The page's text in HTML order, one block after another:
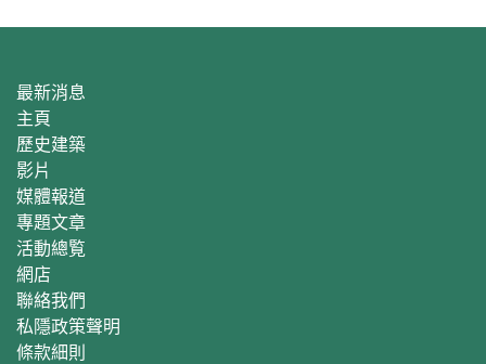
最新消息
主頁
歷史建築
影片
媒體報道
專題文章
活動總覧
網店
聯絡我們
私隱政策聲明
條款細則